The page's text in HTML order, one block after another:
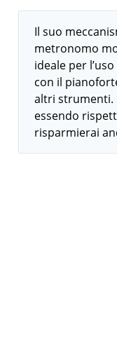
Il suo
metronomo
ideale per
con il
altri strumenti.
essendo
risparmierai